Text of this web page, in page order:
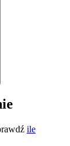
ile